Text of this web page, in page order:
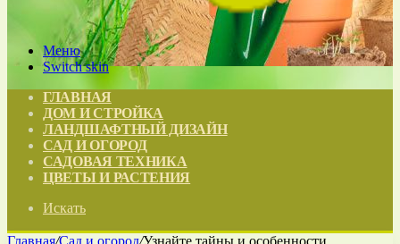
Меню
Switch skin
ГЛАВНАЯ
ДОМ И СТРОЙКА
ЛАНДШАФТНЫЙ ДИЗАЙН
САД И ОГОРОД
САДОВАЯ ТЕХНИКА
ЦВЕТЫ И РАСТЕНИЯ
Искать
Главная/Сад и огород/Узнайте тайны и особенности